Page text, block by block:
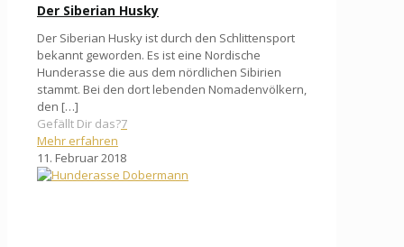
Der Siberian Husky
Der Siberian Husky ist durch den Schlittensport
bekannt geworden. Es ist eine Nordische
Hunderasse die aus dem nördlichen Sibirien
stammt. Bei den dort lebenden Nomadenvölkern,
den […]
Gefällt Dir das?7
Mehr erfahren
11. Februar 2018